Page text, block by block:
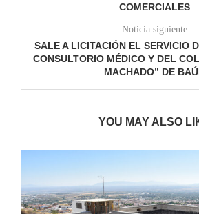
COMERCIALES
Noticia siguiente
SALE A LICITACIÓN EL SERVICIO
CONSULTORIO MÉDICO Y DEL
MACHADO” DE
YOU MAY ALSO